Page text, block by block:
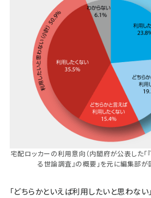
宅配ロッカーの利用意向（内閣府が公表した「
る世論調査』の概要」を元に編集部が
「どちらかといえば利用したいと思わない